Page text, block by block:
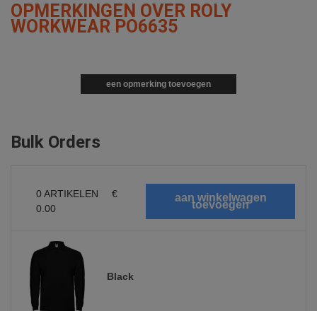
OPMERKINGEN OVER ROLY
WORKWEAR PO6635
een opmerking toevoegen
Bulk Orders
0 ARTIKELEN
€
0.00
Black